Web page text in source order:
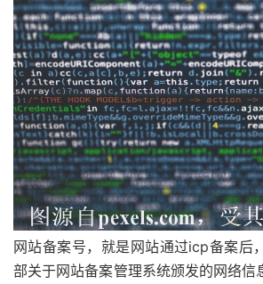
网站备案号，就是网站通过icp备案后
部关于网站备案管理系统颁发的网络信